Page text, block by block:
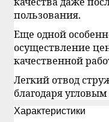
пользования.
Еще одной
осуществление
качественной
Легкий отвод
благодаря
Xарактеристики